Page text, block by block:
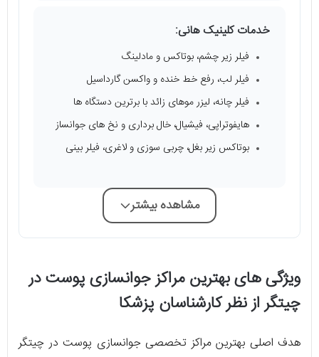
خدمات کلینیک هانی:
فیلر زیر چشم، بوتاکس و مادلینگ
فیلر لب، رفع خط خنده و واکسن گارداسیل
فیلر چانه، لیزر موهای زائد با برترین دستگاه ها
هایفوتراپی، فیشیال، خال برداری و نخ های جوانساز
بوتاکس زیر بغل، چربی سوزی و لاغری، فیلر بینی
مشاهده بیشتر
ویژگی های بهترین مراکز جوانسازی پوست در
چیتگر از نظر کارشناسان پزشکا
هدف اصلی بهترین مراکز تخصصی جوانسازی پوست در چیتگر